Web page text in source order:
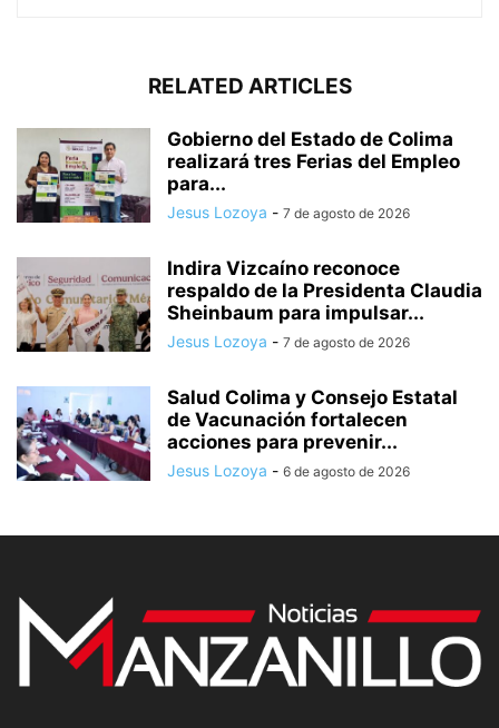
RELATED ARTICLES
Gobierno del Estado de Colima
realizará tres Ferias del Empleo
para...
Jesus Lozoya - 7 de agosto de 2026
Indira Vizcaíno reconoce
respaldo de la Presidenta Claudia
Sheinbaum para impulsar...
Jesus Lozoya - 7 de agosto de 2026
Salud Colima y Consejo Estatal
de Vacunación fortalecen
acciones para prevenir...
Jesus Lozoya - 6 de agosto de 2026